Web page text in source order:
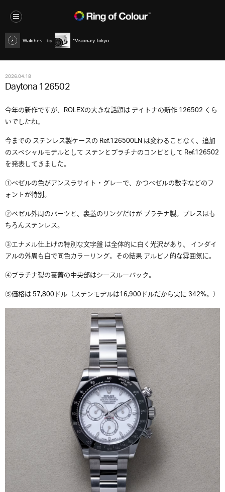
Watches *Visionary Tokyo
2026.04.18
Daytona 126502
今年の新作ですが、ROLEXの大きな話題は デイトナの新作 126502 くら
いでしたね。
今までの ステンレス製ケースの Ref.126500LN は変わることなく、追加
のスペシャルモデルとして ステンとプラチナのコンビとして Ref.126502
を発表してきました。
①ベゼルの色がアンスラサイト・グレーで、かつベゼルの数字などのフ
ォントが特別。
②ベゼル外周のパーツと、裏蓋のリングだけが プラチナ製。ブレスはも
ちろんステンレス。
③エナメル仕上げの特別な文字盤 は全体的に白く光沢があり、 インダイ
アルの外周も白で同色カラーリング。その結果 アルビノ的な雰囲気に。
④プラチナ製の裏蓋の中央部はシースルーバック。
⑤価格は 57,800ドル（ステンモデルは16,900ドルだから実に 342%。）